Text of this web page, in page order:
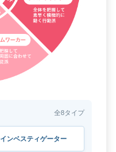
全8タイプ
インベスティゲーター